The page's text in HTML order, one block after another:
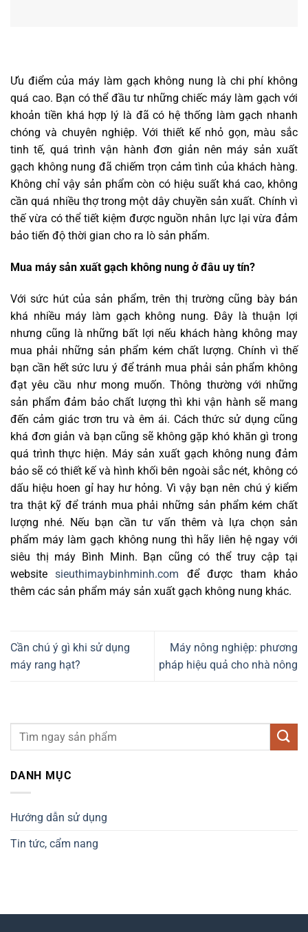
Ưu điểm của máy làm gạch không nung là chi phí không
quá cao. Bạn có thể đầu tư những chiếc máy làm gạch với
khoản tiền khá hợp lý là đã có hệ thống làm gạch nhanh
chóng và chuyên nghiệp. Với thiết kế nhỏ gọn, màu sắc
tinh tế, quá trình vận hành đơn giản nên máy sản xuất
gạch không nung đã chiếm trọn cảm tình của khách hàng.
Không chỉ vậy sản phẩm còn có hiệu suất khá cao, không
cần quá nhiều thợ trong một dây chuyền sản xuất. Chính vì
thế vừa có thể tiết kiệm được nguồn nhân lực lại vừa đảm
bảo tiến độ thời gian cho ra lò sản phẩm.
Mua máy sản xuất gạch không nung ở đâu uy tín?
Với sức hút của sản phẩm, trên thị trường cũng bày bán
khá nhiều máy làm gạch không nung. Đây là thuận lợi
nhưng cũng là những bất lợi nếu khách hàng không may
mua phải những sản phẩm kém chất lượng. Chính vì thế
bạn cần hết sức lưu ý để tránh mua phải sản phẩm không
đạt yêu cầu như mong muốn. Thông thường với những
sản phẩm đảm bảo chất lượng thì khi vận hành sẽ mang
đến cảm giác trơn tru và êm ái. Cách thức sử dụng cũng
khá đơn giản và bạn cũng sẽ không gặp khó khăn gì trong
quá trình thực hiện. Máy sản xuất gạch không nung đảm
bảo sẽ có thiết kế và hình khối bên ngoài sắc nét, không có
dấu hiệu hoen gỉ hay hư hỏng. Vì vậy bạn nên chú ý kiểm
tra thật kỹ để tránh mua phải những sản phẩm kém chất
lượng nhé. Nếu bạn cần tư vấn thêm và lựa chọn sản
phẩm máy làm gạch không nung thì hãy liên hệ ngay với
siêu thị máy Bình Minh. Bạn cũng có thể truy cập tại
websitesieuthimaybinhminh.com để được tham khảo
thêm các sản phẩm máy sản xuất gạch không nung khác.
Cần chú ý gì khi sử dụng
máy rang hạt?
Máy nông nghiệp: phương
pháp hiệu quả cho nhà nông
DANH MỤC
Hướng dẫn sử dụng
Tin tức, cẩm nang